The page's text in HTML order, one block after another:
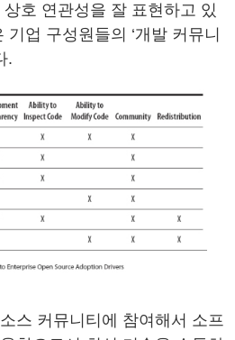
호 연관성을 잘 표현하고 있
업 구성원들의 ‘개발 커뮤니
.
스 커뮤니티에 참여해서 소프